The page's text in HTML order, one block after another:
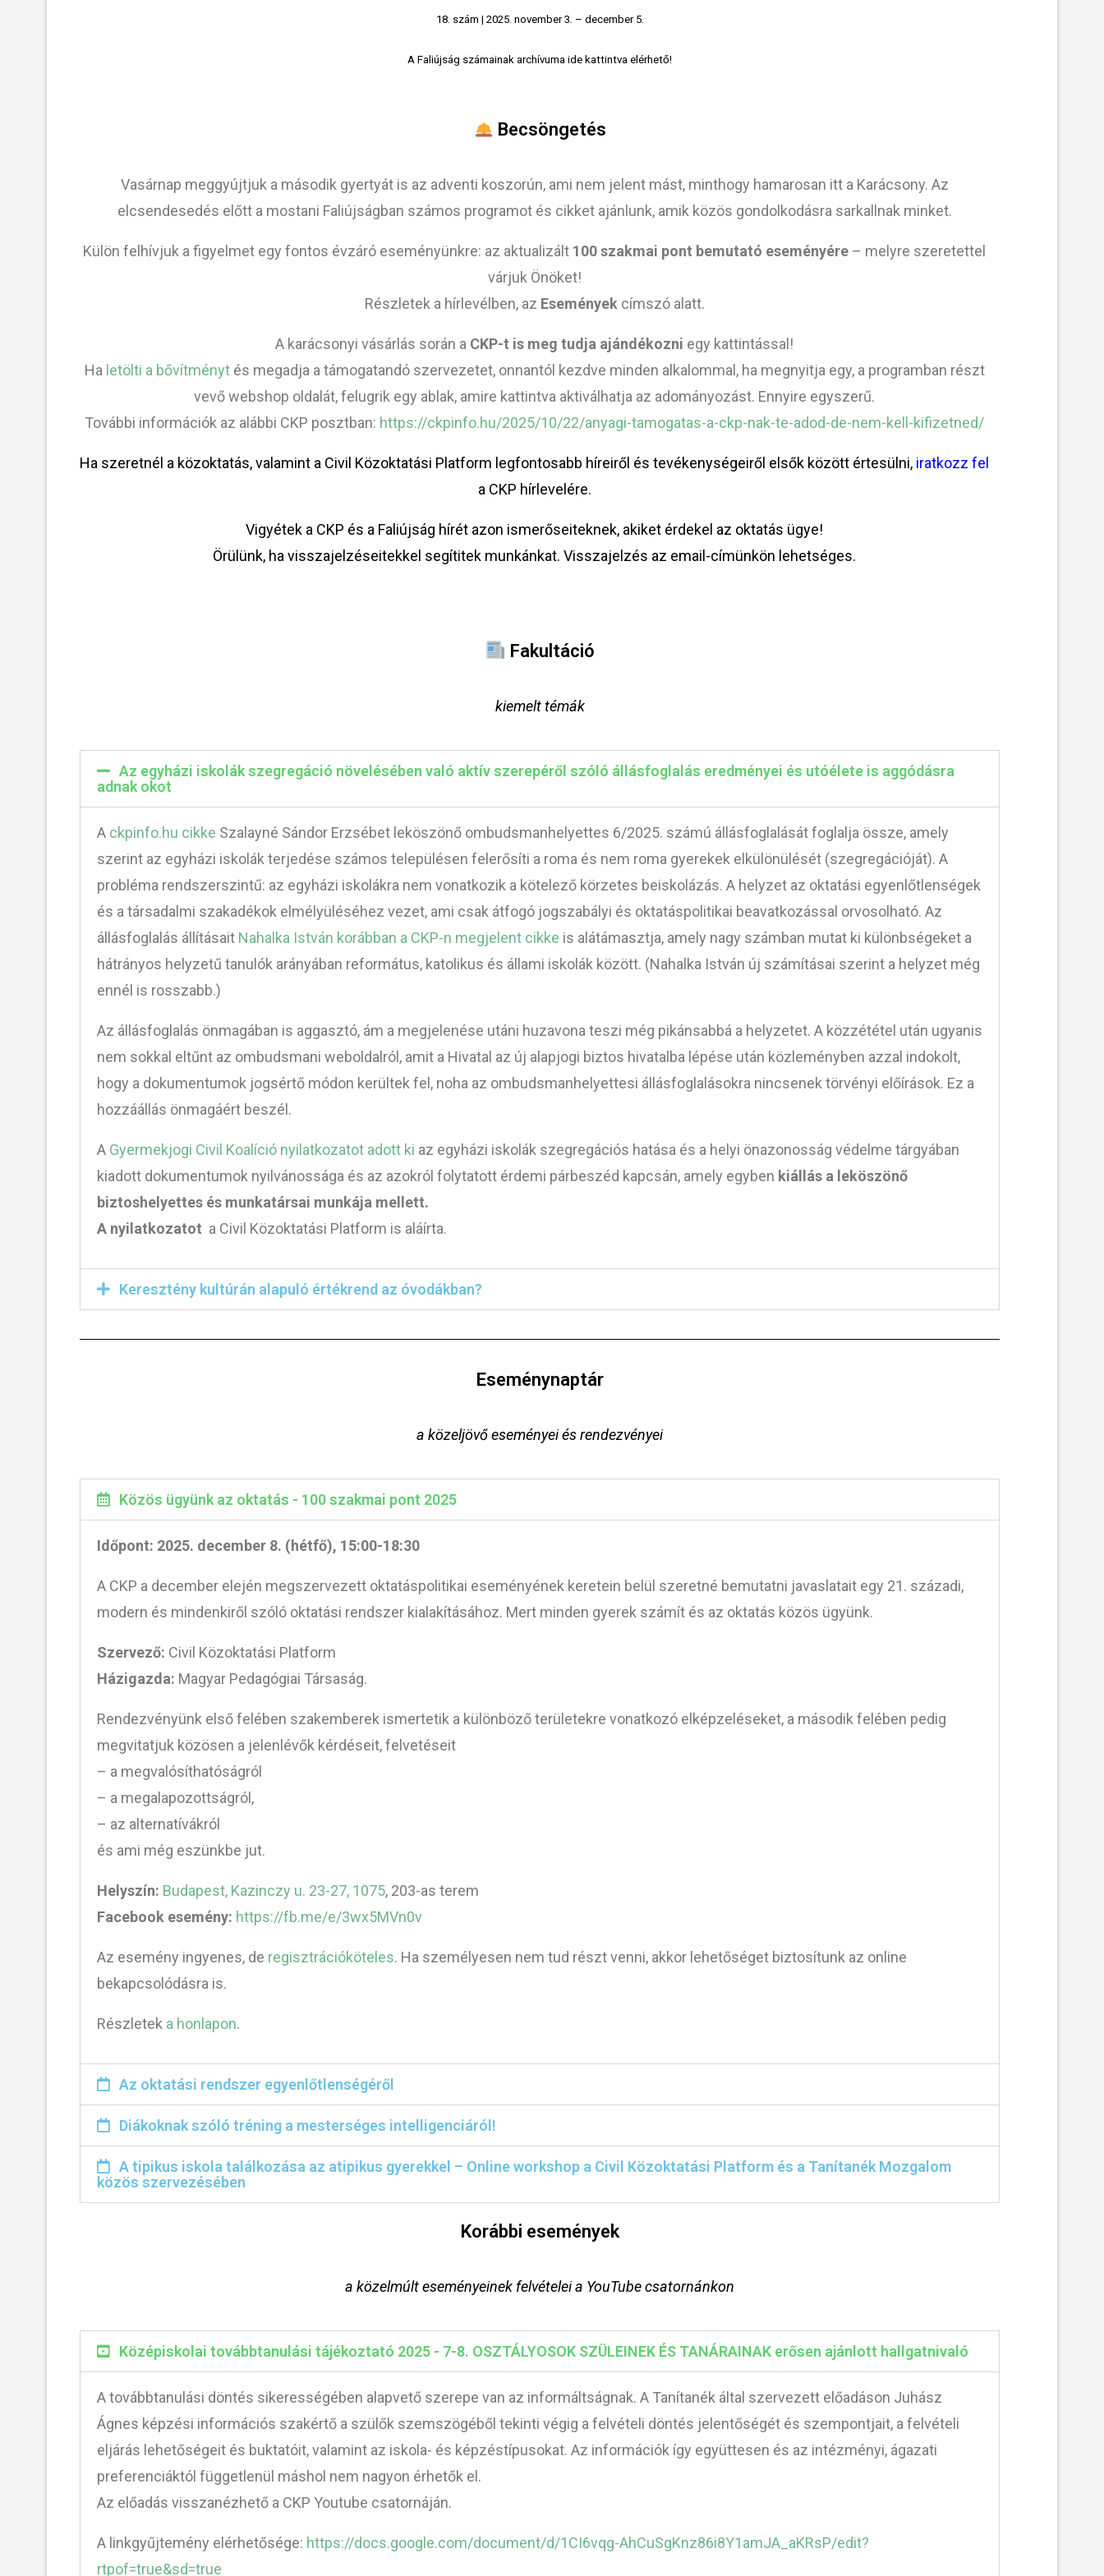
18. szám | 2025. november 3. – december 5.
A Faliújság számainak archívuma ide kattintva elérhető!
Becsöngetés
Vasárnap meggyújtjuk a második gyertyát is az adventi koszorún, ami nem jelent mást, minthogy hamarosan itt a Karácsony. Az
elcsendesedés előtt a mostani Faliújságban számos programot és cikket ajánlunk, amik közös gondolkodásra sarkallnak minket.
Külön felhívjuk a figyelmet egy fontos évzáró eseményünkre: az aktualizált 100 szakmai pont bemutató eseményére – melyre szeretettel
várjuk Önöket!
Részletek a hírlevélben, az Események címszó alatt.
A karácsonyi vásárlás során a CKP-t is meg tudja ajándékozni egy kattintással!
Ha letölti a bővítménytés megadja a támogatandó szervezetet, onnantól kezdve minden alkalommal, ha megnyitja egy, a programban részt
vevő webshop oldalát, felugrik egy ablak, amire kattintva aktiválhatja az adományozást. Ennyire egyszerű.
További információk az alábbi CKP posztban: https://ckpinfo.hu/2025/10/22/anyagi-tamogatas-a-ckp-nak-te-adod-de-nem-kell-kifizetned/
Ha szeretnél a közoktatás, valamint a Civil Közoktatási Platform legfontosabb híreiről és tevékenységeiről elsők között értesülni, iratkozz fel
a CKP hírlevelére.
Vigyétek a CKP és a Faliújság hírét azon ismerőseiteknek, akiket érdekel az oktatás ügye!
Örülünk, ha visszajelzéseitekkel segítitek munkánkat. Visszajelzés az email-címünkön lehetséges.
Fakultáció
kiemelt témák
Az egyházi iskolák szegregáció növelésében való aktív szerepéről szóló állásfoglalás eredményei és utóélete is aggódásra
adnak okot
A ckpinfo.hu cikke Szalayné Sándor Erzsébet leköszönő ombudsmanhelyettes 6/2025. számú állásfoglalását foglalja össze, amely
szerint az egyházi iskolák terjedése számos településen felerősíti a roma és nem roma gyerekek elkülönülését (szegregációját). A
probléma rendszerszintű: az egyházi iskolákra nem vonatkozik a kötelező körzetes beiskolázás. A helyzet az oktatási egyenlőtlenségek
és a társadalmi szakadékok elmélyüléséhez vezet, ami csak átfogó jogszabályi és oktatáspolitikai beavatkozással orvosolható. Az
állásfoglalás állításait Nahalka István korábban a CKP-n megjelent cikke is alátámasztja, amely nagy számban mutat ki különbségeket a
hátrányos helyzetű tanulók arányában református, katolikus és állami iskolák között. (Nahalka István új számításai szerint a helyzet még
ennél is rosszabb.)
Az állásfoglalás önmagában is aggasztó, ám a megjelenése utáni huzavona teszi még pikánsabbá a helyzetet. A közzététel után ugyanis
nem sokkal eltűnt az ombudsmani weboldalról, amit a Hivatal az új alapjogi biztos hivatalba lépése után közleményben azzal indokolt,
hogy a dokumentumok jogsértő módon kerültek fel, noha az ombudsmanhelyettesi állásfoglalásokra nincsenek törvényi előírások. Ez a
hozzáállás önmagáért beszél.
A Gyermekjogi Civil Koalíció nyilatkozatot adott ki az egyházi iskolák szegregációs hatása és a helyi önazonosság védelme tárgyában
kiadott dokumentumok nyilvánossága és az azokról folytatott érdemi párbeszéd kapcsán, amely egyben kiállás a leköszönő
biztoshelyettes és munkatársai munkája mellett.
A nyilatkozatot a Civil Közoktatási Platform is aláírta.
Keresztény kultúrán alapuló értékrend az óvodákban?
Eseménynaptár
a közeljövő eseményei és rendezvényei
Közös ügyünk az oktatás - 100 szakmai pont 2025
Időpont: 2025. december 8. (hétfő), 15:00-18:30
A CKP a december elején megszervezett oktatáspolitikai eseményének keretein belül szeretné bemutatni javaslatait egy 21. századi,
modern és mindenkiről szóló oktatási rendszer kialakításához. Mert minden gyerek számít és az oktatás közös ügyünk.
Szervező: Civil Közoktatási Platform
Házigazda: Magyar Pedagógiai Társaság.
Rendezvényünk első felében szakemberek ismertetik a különböző területekre vonatkozó elképzeléseket, a második felében pedig
megvitatjuk közösen a jelenlévők kérdéseit, felvetéseit
– a megvalósíthatóságról
– a megalapozottságról,
– az alternatívákról
és ami még eszünkbe jut.
Helyszín: Budapest, Kazinczy u. 23-27, 1075, 203-as terem
Facebook esemény: https://fb.me/e/3wx5MVn0v
Az esemény ingyenes, de regisztrációköteles. Ha személyesen nem tud részt venni, akkor lehetőséget biztosítunk az online
bekapcsolódásra is.
Részletek a honlapon.
Az oktatási rendszer egyenlőtlenségéről
Diákoknak szóló tréning a mesterséges intelligenciáról!
A tipikus iskola találkozása az atipikus gyerekkel – Online workshop a Civil Közoktatási Platform és a Tanítanék Mozgalom
közös szervezésében
Korábbi események
a közelmúlt eseményeinek felvételei a YouTube csatornánkon
Középiskolai továbbtanulási tájékoztató 2025 - 7-8. OSZTÁLYOSOK SZÜLEINEK ÉS TANÁRAINAK erősen ajánlott hallgatnivaló
A továbbtanulási döntés sikerességében alapvető szerepe van az informáltságnak. A Tanítanék által szervezett előadáson Juhász
Ágnes képzési információs szakértő a szülők szemszögéből tekinti végig a felvételi döntés jelentőségét és szempontjait, a felvételi
eljárás lehetőségeit és buktatóit, valamint az iskola- és képzéstípusokat. Az információk így együttesen és az intézményi, ágazati
preferenciáktól függetlenül máshol nem nagyon érhetők el.
Az előadás visszanézhető a CKP Youtube csatornáján.
A linkgyűjtemény elérhetősége: https://docs.google.com/document/d/1CI6vqg-AhCuSgKnz86i8Y1amJA_aKRsP/edit?
rtpof=true&sd=true